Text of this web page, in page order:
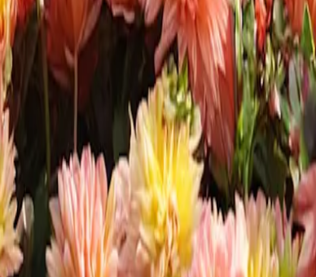
vor und geben dir wertvolle Tipps, wie du
Astern, Herbst-Anemonen und Heidekraut. Diese
Sorten für den Garten: